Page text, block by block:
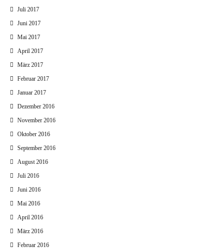
Juli 2017
Juni 2017
Mai 2017
April 2017
März 2017
Februar 2017
Januar 2017
Dezember 2016
November 2016
Oktober 2016
September 2016
August 2016
Juli 2016
Juni 2016
Mai 2016
April 2016
März 2016
Februar 2016